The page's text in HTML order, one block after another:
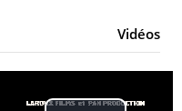
Vidéos